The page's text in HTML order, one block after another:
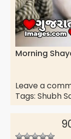
Morning
Leave a
Tags: Shubh